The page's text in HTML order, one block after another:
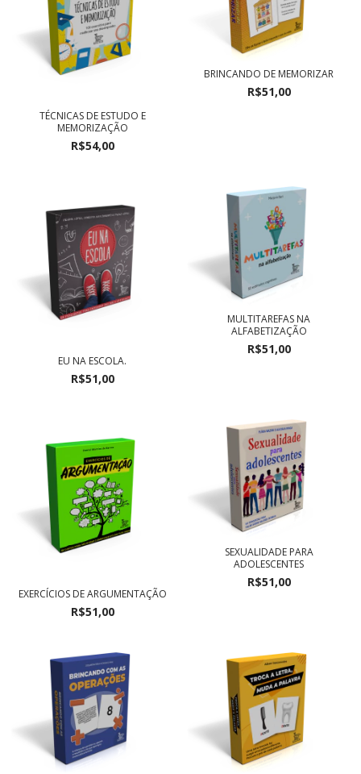
TÉCNICAS DE ESTUDO E
MEMORIZAÇÃO
R$54,00
BRINCANDO DE MEMORIZAR
R$51,00
EU NA ESCOLA.
R$51,00
MULTITAREFAS NA
ALFABETIZAÇÃO
R$51,00
EXERCÍCIOS DE ARGUMENTAÇÃO
R$51,00
SEXUALIDADE PARA
ADOLESCENTES
R$51,00